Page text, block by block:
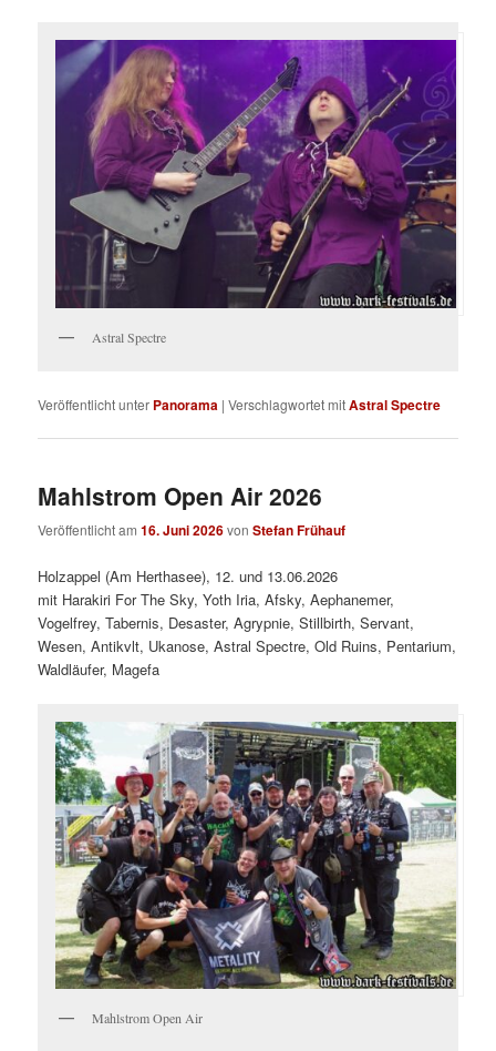
Astral Spectre
Veröffentlicht unter Panorama |Verschlagwortet mitAstral Spectre
Mahlstrom Open Air 2026
Veröffentlicht am16. Juni 2026vonStefan Frühauf
Holzappel (Am Herthasee), 12. und 13.06.2026
mit Harakiri For The Sky, Yoth Iria, Afsky, Aephanemer,
Vogelfrey, Tabernis, Desaster, Agrypnie, Stillbirth, Servant,
Wesen, Antikvlt, Ukanose, Astral Spectre, Old Ruins, Pentarium,
Waldläufer, Magefa
Mahlstrom Open Air